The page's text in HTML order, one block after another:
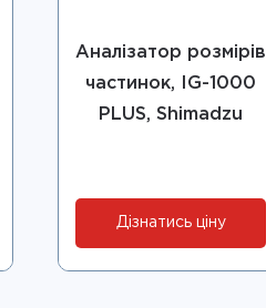
Аналізатор розмірів
частинок, IG-1000
PLUS, Shimadzu
Дізнатись ціну